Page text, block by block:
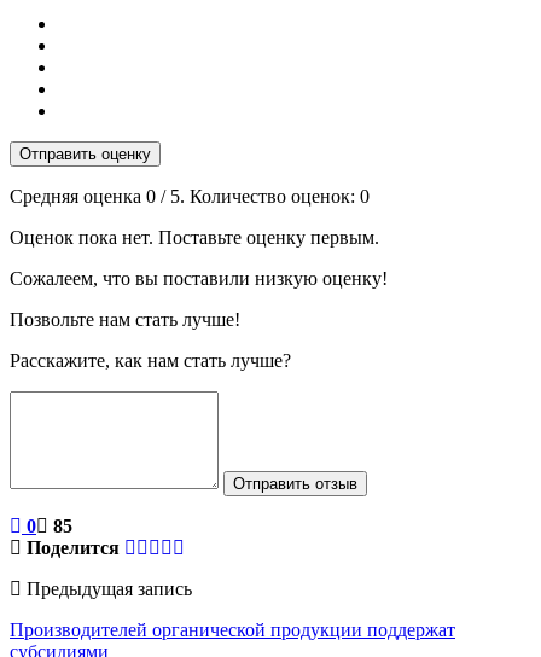
Отправить оценку
Средняя оценка 0 / 5. Количество оценок: 0
Оценок пока нет. Поставьте оценку первым.
Сожалеем, что вы поставили низкую оценку!
Позвольте нам стать лучше!
Расскажите, как нам стать лучше?
Отправить отзыв
0
85
Поделится
Предыдущая запись
Производителей органической продукции поддержат
субсидиями